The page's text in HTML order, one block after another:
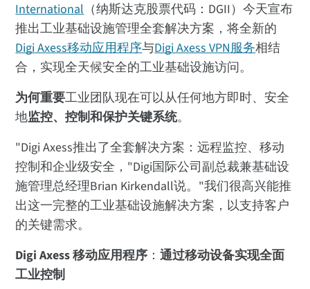
International（纳斯达克股票代码：DGII）今天宣布
推出工业基础设施管理全套解决方案，将全新的
Digi Axess移动应用程序与Digi Axess VPN服务相结
合，实现全天候安全的工业基础设施访问。
为何重要工业团队现在可以从任何地方即时、安全
地监控、控制和保护关键系统。
"Digi Axess推出了全套解决方案：远程监控、移动
控制和企业级安全，"Digi国际公司副总裁兼基础设
施管理总经理Brian Kirkendall说。"我们很高兴能推
出这一完整的工业基础设施解决方案，以支持客户
的关键需求。
Digi Axess 移动应用程序 ：通过移动设备实现全面
工业控制